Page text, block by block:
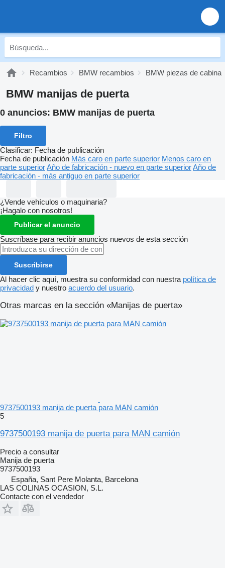
Recambios BMW recambios BMW piezas de cabina
BMW manijas de puerta
0 anuncios: BMW manijas de puerta
Filtro
Clasificar: Fecha de publicación
Fecha de publicación Más caro en parte superior Menos caro en
parte superiorAño de fabricación - nuevo en parte superiorAño de
fabricación - más antiguo en parte superior
¿Vende vehículos o maquinaria?
¡Hagalo con nosotros!
Publicar el anuncio
Suscríbase para recibir anuncios nuevos de esta sección
Suscribirse
Al hacer clic aquí, muestra su conformidad con nuestra política de
privacidad y nuestro acuerdo del usuario.
Otras marcas en la sección «Manijas de puerta»
9737500193 manija de puerta para MAN camión
5
9737500193 manija de puerta para MAN camión
Precio a consultar
Manija de puerta
9737500193
España, Sant Pere Molanta, Barcelona
LAS COLINAS OCASION, S.L.
Contacte con el vendedor